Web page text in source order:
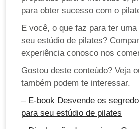
para obter sucesso com o
E você, o que faz para ter
seu estúdio de pilates?
experiência conosco nos
Gostou deste conteúdo? Veja
também podem te interessar.
– E-book Desvende os
para seu estúdio de pilates